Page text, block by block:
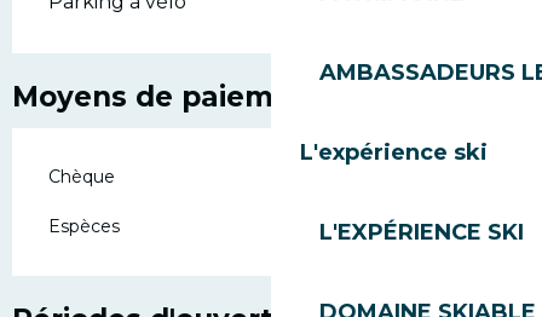
AMBASSADEURS
L'expérience ski
L'EXPÉRIENCE SKI
Moyens de paiement
Chèque
Espèces